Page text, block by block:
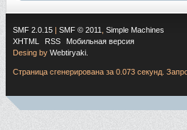
SMF 2.0.15 SMF © 2011
Simple Machines
XHTML
RSS
Мобильная версия
Desing by Webtiryaki.
Страница сгенерирована за 0.073 секунд.